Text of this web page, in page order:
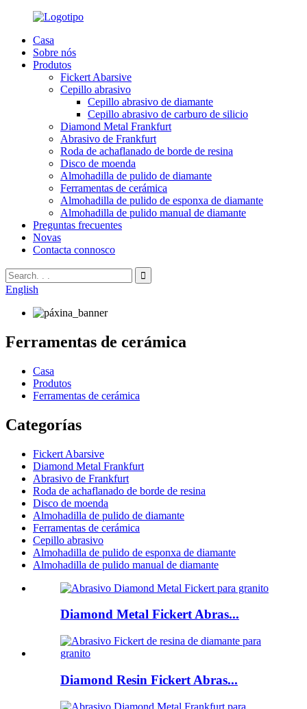
Casa
Sobre nós
Produtos
Fickert Abarsive
Cepillo abrasivo
Cepillo abrasivo de diamante
Cepillo abrasivo de carburo de silicio
Diamond Metal Frankfurt
Abrasivo de Frankfurt
Roda de achaflanado de borde de resina
Disco de moenda
Almohadilla de pulido de diamante
Ferramentas de cerámica
Almohadilla de pulido de esponxa de diamante
Almohadilla de pulido manual de diamante
Preguntas frecuentes
Novas
Contacta connosco
English
Ferramentas de cerámica
Casa
Produtos
Ferramentas de cerámica
Categorías
Fickert Abarsive
Diamond Metal Frankfurt
Abrasivo de Frankfurt
Roda de achaflanado de borde de resina
Disco de moenda
Almohadilla de pulido de diamante
Ferramentas de cerámica
Cepillo abrasivo
Almohadilla de pulido de esponxa de diamante
Almohadilla de pulido manual de diamante
Diamond Metal Fickert Abras...
Diamond Resin Fickert Abras...